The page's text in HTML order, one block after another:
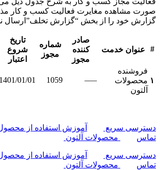
صورت مشاهده مغایرت فعالیت کسب و کار
گزارش خود را از بخش “گزارش تخلف”ارسال
# عنوان خدمت
صادر
کننده
مجوز
شماره
مجوز
تاریخ
شروع
اعتبار
۱
فروشنده
محصولات
آلتون
—–
1059
1401/01/01
دسترسی سریع آموزش استفاده از
تماس
محصولات آلتون
دسترسی سریع آموزش استفاده از
تماس
محصولات آلتون